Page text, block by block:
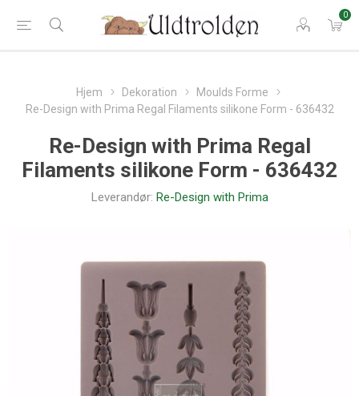
0
Hjem Dekoration
Moulds Forme
Re-Design with Prima Regal Filaments silikone Form - 636432
Re-Design with Prima Regal
Filaments silikone Form - 636432
Leverandør: Re-Design with Prima